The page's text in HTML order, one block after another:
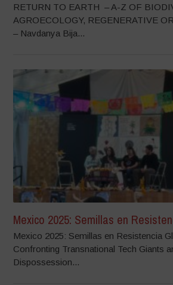
RETURN TO EARTH – A-Z OF
AGROECOLOGY, REGENERATIVE
– Navdanya Bija...
Mexico 2025: Semillas en
Mexico 2025: Semillas en Resistencia
Confronting Transnational Tech Giants
Dispossession...